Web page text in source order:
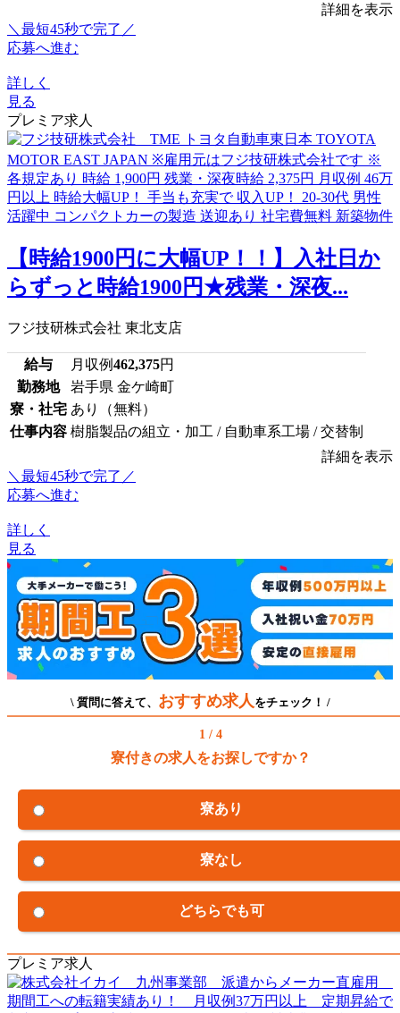
詳細を表示
＼最短45秒で完了／
応募へ進む
詳しく
見る
プレミア求人
【時給1900円に大幅UP！！】入社日か
らずっと時給1900円★残業・深夜...
フジ技研株式会社 東北支店
給与 月収例462,375円
勤務地
岩手県 金ケ崎町
寮・社宅 あり（無料）
仕事内容 樹脂製品の組立・加工 / 自動車系工場 / 交替制
詳細を表示
＼最短45秒で完了／
応募へ進む
詳しく
見る
\ 質問に答えて、 おすすめ求人 をチェック！ /
1 / 4
寮付きの求人をお探しですか？
寮あり
寮なし
どちらでも可
プレミア求人